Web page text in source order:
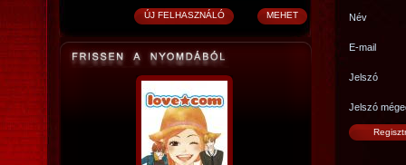
Név
E-mail
Jelszó
Jelszó